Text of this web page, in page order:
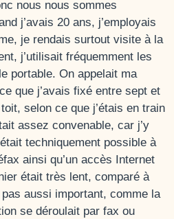
nous nous sommes
j’avais 20 ans, j’employais
je rendais surtout visite à la
j’utilisait fréquemment les
portable. On appelait ma
que j’avais fixé entre sept et
selon ce que j’étais en train
assez convenable, car j’y
techniquement possible à
ainsi qu’un accès Internet
était très lent, comparé à
aussi important, comme la
se déroulait par fax ou